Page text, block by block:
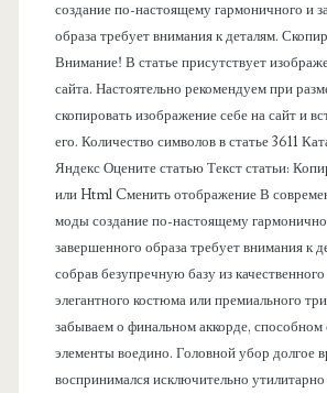
создание по-настоящему гармоничного и
образа требует внимания к деталям.
Внимание! В статье присутствует
сайта. Настоятельно рекомендуем при
скопировать изображение себе на сайт и
его. Количество символов в статье 3611
Яндекс Оцените статью Текст статьи:
или Html Cменить отображение В
моды создание по-настоящему
завершенного образа требует внимания к
собрав безупречную базу из качественного
элегантного костюма или премиального
забываем о финальном аккорде, способном
элементы воедино. Головной убор долгое
воспринимался исключительно